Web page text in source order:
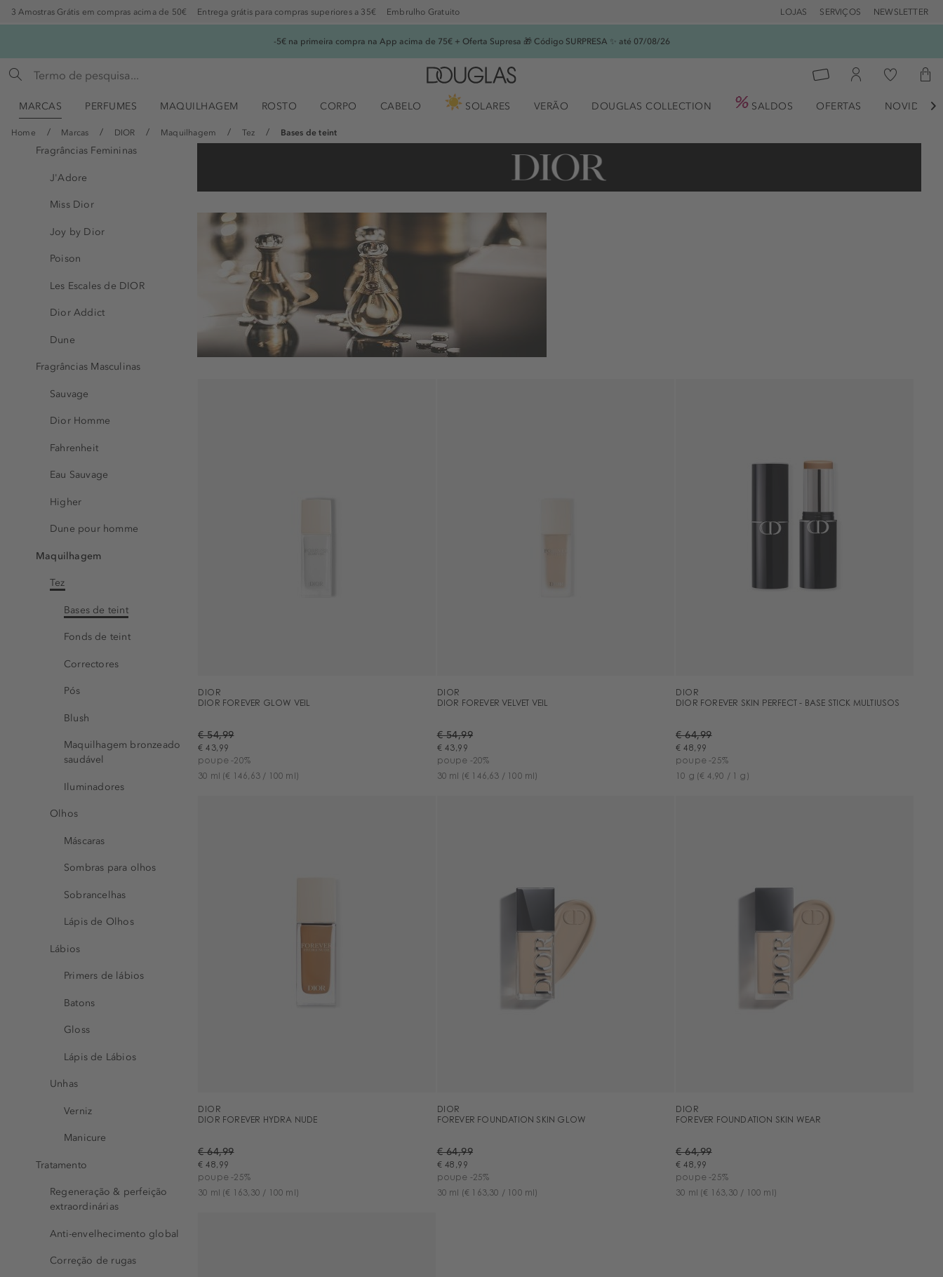
3 Amostras Grátis em compras acima de 50€ Entrega grátis para compras superiores a 35€ Embrulho Gratuito LOJAS SERVIÇOS NEWSLETTER
-5€ na primeira compra na App acima de 75€ + Oferta Supresa 🎁 Código SURPRESA ✨ até 07/08/26
MARCAS PERFUMES MAQUILHAGEM ROSTO CORPO CABELO SOLARES VERÃO DOUGLAS COLLECTION SALDOS OFERTAS 
Home Marcas DIOR Maquilhagem Tez Bases de teint
Fragrâncias Femininas
J'Adore
Miss Dior
Joy by Dior
Poison
Les Escales de DIOR
Dior Addict
Dune
Fragrâncias Masculinas
Sauvage
Dior Homme
Fahrenheit
Eau Sauvage
Higher
Dune pour homme
Maquilhagem
Tez
Bases de teint
Fonds de teint
Correctores
Pós
Blush
Maquilhagem bronzeado
saudável
Iluminadores
Olhos
Máscaras
Sombras para olhos
Sobrancelhas
Lápis de Olhos
Lábios
Primers de lábios
Batons
Gloss
Lápis de Lábios
Unhas
Verniz
Manicure
Tratamento
Regeneração & perfeição
extraordinárias
Anti-envelhecimento global
Correção de rugas
DIOR
DIOR FOREVER GLOW VEIL
€ 54,99
€ 43,99
poupe -20%
30 ml (€ 146,63 / 100 ml)
DIOR
DIOR FOREVER VELVET VEIL
€ 54,99
€ 43,99
poupe -20%
30 ml
(€ 146,63 / 100 ml)
DIOR
DIOR FOREVER SKIN PERFECT - BASE STICK MULTIUSOS
€ 64,99
€ 48,99
poupe -25%
10 g (€ 4,90 / 1 g)
DIOR
DIOR FOREVER HYDRA NUDE
€ 64,99
€ 48,99
poupe -25%
30 ml (€ 163,30 / 100 ml)
DIOR
FOREVER FOUNDATION SKIN GLOW
€ 64,99
€ 48,99
poupe -25%
30 ml
(€ 163,30 / 100 ml)
DIOR
FOREVER FOUNDATION SKIN WEAR
€ 64,99
€ 48,99
poupe -25%
30 ml (€ 163,30 / 100 ml)